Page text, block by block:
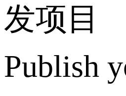
发项目
Publish